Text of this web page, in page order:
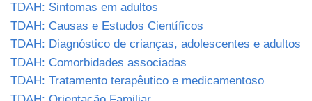
TDAH: Sintomas em adultos
TDAH: Causas e Estudos Científicos
TDAH: Diagnóstico de crianças, adolescentes e adultos
TDAH: Comorbidades associadas
TDAH: Tratamento terapêutico e medicamentoso